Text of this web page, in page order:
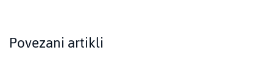
Povezani artikli